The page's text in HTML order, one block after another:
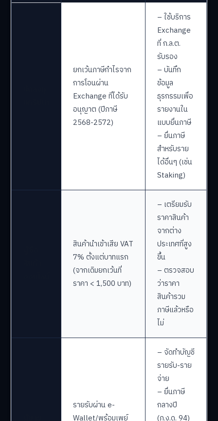
ยกเว้นภาษีกำไรจาก
การโอนผ่าน
Exchange ที่ได้รับ
อนุญาต (ปีภาษี
2568-2572)
– ใช้บริการ
Exchange
ที่ ก.ล.ต.
รับรอง
– บันทึก
ข้อมูล
ธุรกรรมเพื่อ
รายงานใน
แบบยื่นภาษี
– ยื่นภาษี
สำหรับราย
ได้อื่นๆ (เช่น
Staking)
สินค้านำเข้าเสีย VAT
7% ตั้งแต่บาทแรก
(จากเดิมยกเว้นที่
ราคา < 1,500 บาท)
– เตรียมรับ
ราคาสินค้า
จากต่าง
ประเทศที่สูง
ขึ้น
– ตรวจสอบ
ว่าราคา
สินค้ารวม
ภาษีแล้วหรือ
ไม่
รายรับผ่าน e-
Wallet/พร้อมเพย์
– จัดทำบัญชี
รายรับ-ราย
จ่าย
– ยื่นภาษี
กลางปี
(ภ.ง.ด. 94)